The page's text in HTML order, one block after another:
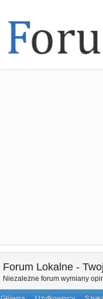
Forum Lokalne -
Niezależne forum wymiany